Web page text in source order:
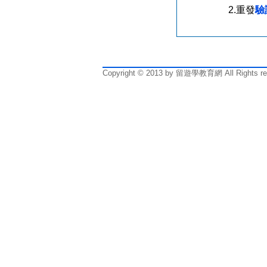
2.重發驗
Copyright © 2013 by 留遊學教育網 All Rights